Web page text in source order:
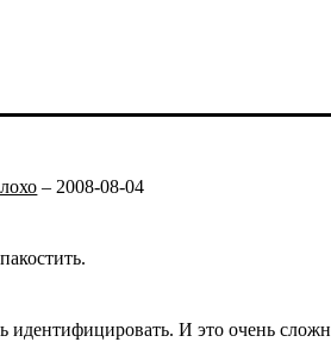
– 2008-08-04
идентифицировать. И это очень